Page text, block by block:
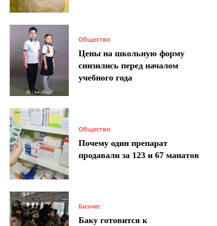
Общество
Цены на школьную форму
снизились перед началом
учебного года
Общество
Почему один препарат
продавали за 123 и 67 манатов
Бизнес
Баку готовится к